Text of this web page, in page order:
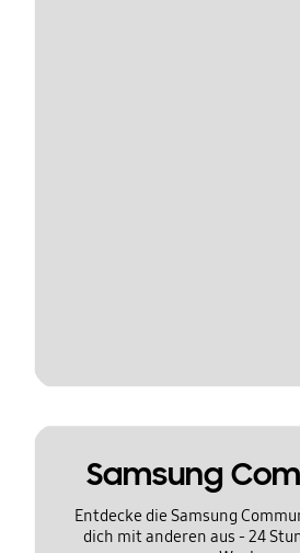
Samsung
Entdecke die Samsung
dich mit anderen aus - 24